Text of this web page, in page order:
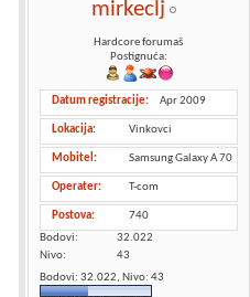
mirkeclj
Hardcore forumaš
Postignuća:
Datum registracije Apr 2009
Lokacija Vinkovci
Mobitel Samsung Galaxy A 70
Operater T-com
Postova
740
Bodovi
32.022
Nivo
43
Bodovi: 32.022, Nivo: 43